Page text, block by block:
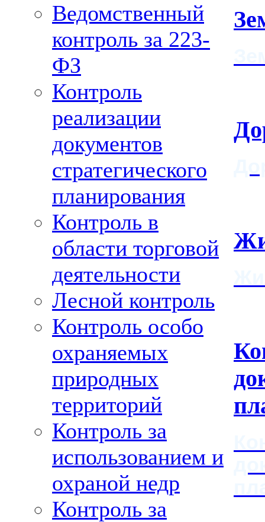
Ведомственный
контроль за 223-
ФЗ
Контроль
реализации
документов
стратегического
планирования
Контроль в
области торговой
деятельности
Лесной контроль
Контроль особо
охраняемых
природных
территорий
Контроль за
использованием и
охраной недр
Контроль за